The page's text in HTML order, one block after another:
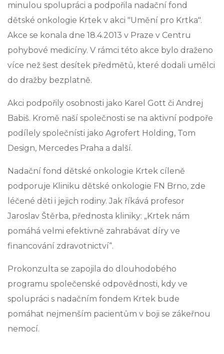
minulou spolupráci a podpořila nadační fond
dětské onkologie Krtek v akci "Umění pro Krtka".
Akce se konala dne 18.4.2013 v Praze v Centru
pohybové medicíny. V rámci této akce bylo draženo
více než šest desítek předmětů, které dodali umělci
do dražby bezplatně.
Akci podpořily osobnosti jako Karel Gott či Andrej
Babiš. Kromě naší společnosti se na aktivní podpoře
podílely společnísti jako Agrofert Holding, Tom
Design, Mercedes Praha a další.
Nadační fond dětské onkologie Krtek cíleně
podporuje Kliniku dětské onkologie FN Brno, zde
léčené děti i jejich rodiny. Jak říkává profesor
Jaroslav Štěrba, přednosta kliniky: „Krtek nám
pomáhá velmi efektivně zahrabávat díry ve
financování zdravotnictví“.
Prokonzulta se zapojila do dlouhodobého
programu společenské odpovědnosti, kdy ve
spolupráci s nadačním fondem Krtek bude
pomáhat nejmenším pacientům v boji se zákeřnou
nemocí.